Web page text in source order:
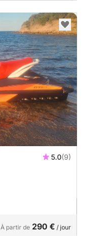
5.0(9)
À partir de 290 € / jour